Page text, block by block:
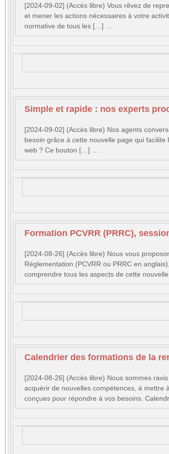
[2024-09-02] (Accès libre) Vous rêvez de
et mener les actions nécessaires à votre
normative de tous les […] …
Simple et rapide : nos experts
[2024-09-02] (Accès libre) Nos agents
besoin grâce à cette nouvelle page qui
web ? Ce bouton […] …
Formation PCVRR (PRRC),
[2024-08-26] (Accès libre) Nous vous
Réglementation (PCVRR ou PRRC en
comprendre tous les aspects de cette
Calendrier des formations de la
[2024-08-26] (Accès libre) Nous sommes
acquérir de nouvelles compétences, à mettre
conçues pour répondre à vos besoins.